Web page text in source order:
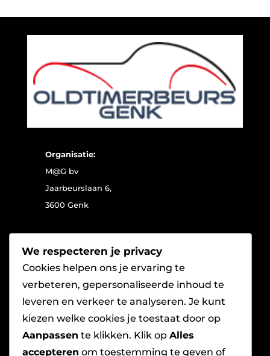
Organisatie:
M@G bv
Jaarbeurslaan 6,
3600 Genk
Beau Pavic
T: +32 (0)89 32 99 32
E:info@limburghal.be
Planning standplaatsen:
Albert Lenaerts
We respecteren je privacy
Cookies helpen ons je ervaring te
verbeteren, gepersonaliseerde inhoud te
leveren en verkeer te analyseren. Je kunt
kiezen welke cookies je toestaat door op
Aanpassen te klikken. Klik op Alles
accepteren om toestemming te geven of